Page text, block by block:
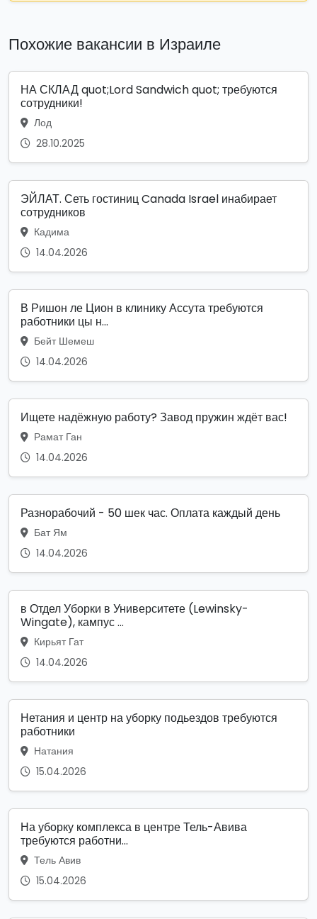
Похожие вакансии в Израиле
НА СКЛАД quot;Lord Sandwich quot; требуются
сотрудники!
Лод
28.10.2025
ЭЙЛАТ. Сеть гостиниц Canada Israel инабирает
сотрудников
Кадима
14.04.2026
В Ришон ле Цион в клинику Ассута требуются
работники цы н...
Бейт Шемеш
14.04.2026
Ищете надёжную работу? Завод пружин ждёт вас!
Рамат Ган
14.04.2026
Разнорабочий - 50 шек час. Оплата каждый день
Бат Ям
14.04.2026
в Отдел Уборки в Университете (Lewinsky-
Wingate), кампус ...
Кирьят Гат
14.04.2026
Нетания и центр на уборку подьездов требуются
работники
Натания
15.04.2026
На уборку комплекса в центре Тель-Авива
требуются работни...
Тель Авив
15.04.2026